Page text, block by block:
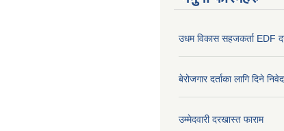
उधम विकास सहजकर्ता EDF
बेरोजगार दर्ताका लागि दिने
उम्मेदवारी दरखास्त फाराम